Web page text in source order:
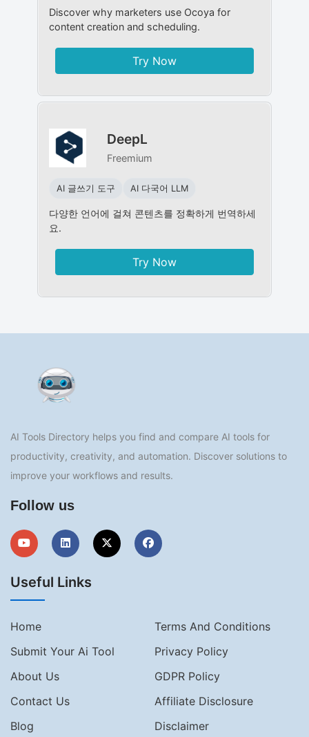
Discover why marketers use Ocoya for
content creation and scheduling.
Try Now
DeepL
Freemium
AI 글쓰기 도구 AI 다국어 LLM
다양한 언어에 걸쳐 콘텐츠를 정확하게 번역하세
요.
Try Now
AI Tools Directory helps you find and compare AI tools for
productivity, creativity, and automation. Discover solutions to
improve your workflows and results.
Follow us
Useful Links
Home
Terms And Conditions
Submit Your Ai Tool
Privacy Policy
About Us
GDPR Policy
Contact Us
Affiliate Disclosure
Blog
Disclaimer